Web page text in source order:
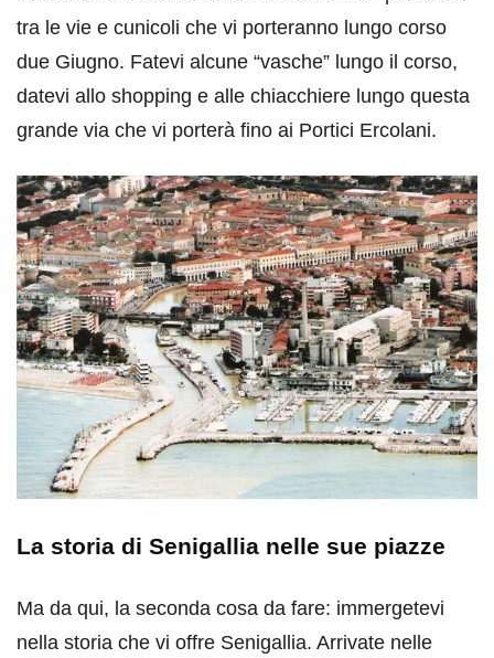
tra le vie e cunicoli che vi porteranno lungo corso
due Giugno. Fatevi alcune “vasche” lungo il corso,
datevi allo shopping e alle chiacchiere lungo questa
grande via che vi porterà fino ai Portici Ercolani.
La storia di Senigallia nelle sue piazze
Ma da qui, la seconda cosa da fare: immergetevi
nella storia che vi offre Senigallia. Arrivate nelle